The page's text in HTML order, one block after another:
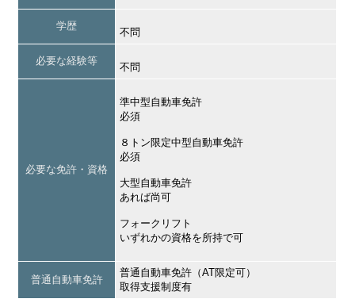
学歴
不問
必要な経験等
不問
必要な免許・資格
準中型自動車免許
必須
８トン限定中型自動車免許
必須
大型自動車免許
あれば尚可
フォークリフト
いずれかの資格を所持で可
普通自動車免許
普通自動車免許（AT限定可）
取得支援制度有